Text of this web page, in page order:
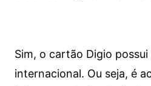
Sim, o cartão Digio
internacional. Ou seja, é